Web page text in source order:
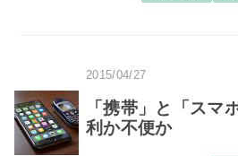
2015/04/27
「携帯」と「スマ
利か不便か